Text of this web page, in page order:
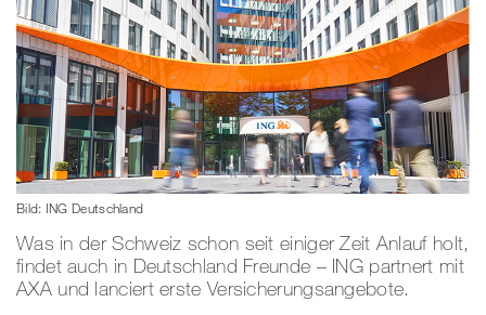
Bild: ING Deutschland
Was in der Schweiz schon seit einiger Zeit Anlauf holt,
findet auch in Deutschland Freunde – ING partnert mit
AXA und lanciert erste Versicherungsangebote.